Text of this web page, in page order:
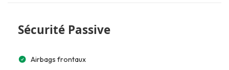
Sécurité Passive
Airbags frontaux